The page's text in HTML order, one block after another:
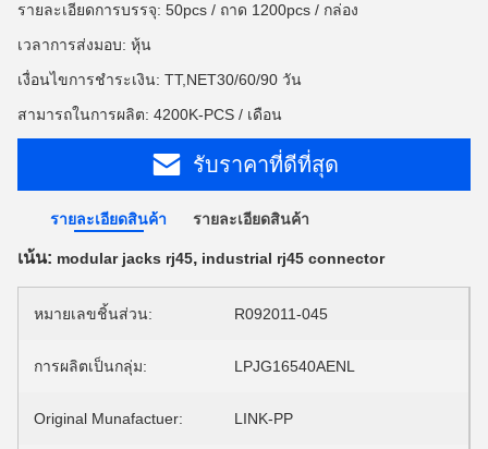
รายละเอียดการบรรจุ: 50pcs / ถาด 1200pcs / กล่อง
เวลาการส่งมอบ: หุ้น
เงื่อนไขการชำระเงิน: TT,NET30/60/90 วัน
สามารถในการผลิต: 4200K-PCS / เดือน
รับราคาที่ดีที่สุด
รายละเอียดสินค้า รายละเอียดสินค้า
เน้น: modular jacks rj45, industrial rj45 connector
หมายเลขชิ้นส่วน: R092011-045
การผลิตเป็นกลุ่ม: LPJG16540AENL
Original Munafactuer: LINK-PP